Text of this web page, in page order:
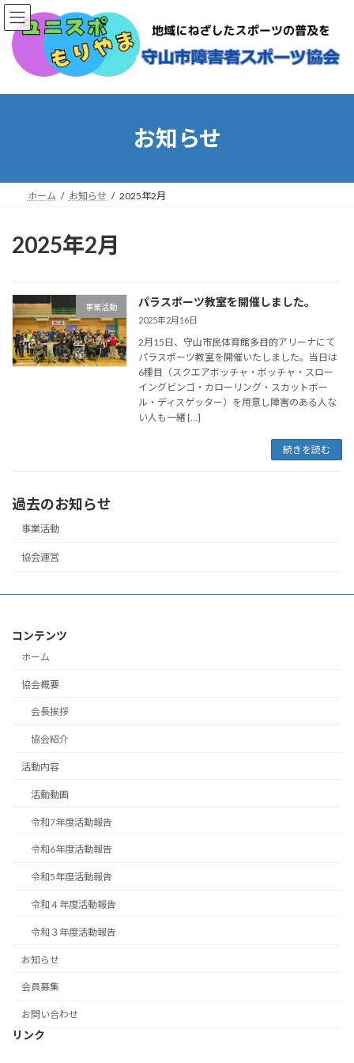
コ
ン
ナ
ビ
お知らせ
ホーム お知らせ 2025年2月
2025年2月
事業活動 パラスポーツ教室を開催しました。
2025年2月16日
2月15日、守山市民体育館多目的アリーナにて
パラスポーツ教室を開催いたしました。当日は
6種目（スクエアボッチャ・ボッチャ・スロー
イングビンゴ・カローリング・スカットボー
ル・ディスゲッター）を用意し障害のある人な
い人も一緒 […]
続きを読む
過去のお知らせ
事業活動
協会運営
コンテンツ
ホーム
協会概要
会長挨拶
協会紹介
活動内容
活動動画
令和7年度活動報告
令和6年度活動報告
令和5年度活動報告
令和４年度活動報告
令和３年度活動報告
お知らせ
会員募集
お問い合わせ
リンク